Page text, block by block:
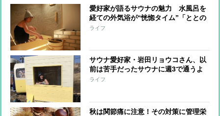
愛好家が語るサウナの魅力 水風呂を
経ての外気浴が“恍惚タイム”「ととの
う」
ライフ
サウナ愛好家・岩田リョウコさん、以
前は苦手だったサウナに週3で通うよ
うになったワケ
ライフ
秋は関節痛に注意！その対策に管理栄